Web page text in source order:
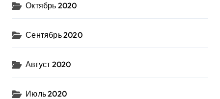
Октябрь 2020
Сентябрь 2020
Август 2020
Июль 2020